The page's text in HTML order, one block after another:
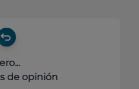
de opinión